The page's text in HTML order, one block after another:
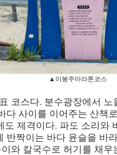
▲이봉주마라톤코스
코스다. 분수광장에서 노
다 사이를 이어주는 산책
도 제격이다. 파도 소리와
반짝이는 바다 윤슬을 바
와 칼국수로 허기를 채